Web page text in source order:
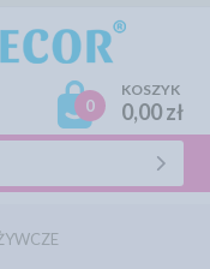
0
KOSZYK
0,00 zł